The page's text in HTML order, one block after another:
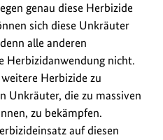
genau diese Herbizide
sich diese Unkräuter
alle anderen
Herbizidanwendung nicht.
Herbizide zu
Unkräuter, die zu massiven
zu bekämpfen.
auf diesen